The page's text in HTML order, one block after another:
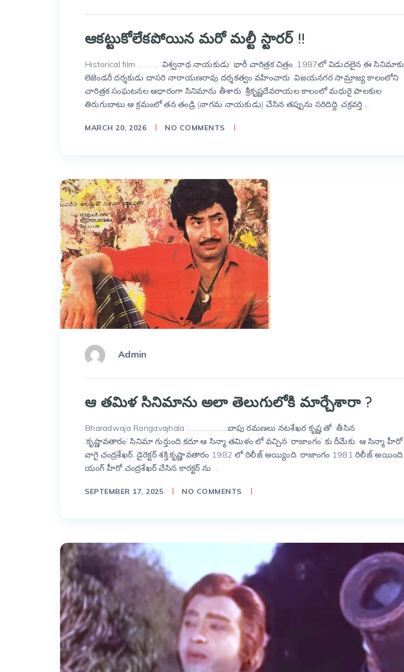
ఆకట్టుకోలేకపోయిన మరో మల్టీ స్టారర్ !!
Historical film ……….. ‘విశ్వనాథ నాయకుడు’ భారీ చారిత్రక చిత్రం. 1987లో విడుదలైన ఈ సినిమాకు
లెజెండరీ దర్శకుడు దాసరి నారాయణరావు దర్శకత్వం వహించారు. విజయనగర సామ్రాజ్య కాలంలోని
చారిత్రక సంఘటనల ఆధారంగా సినిమాను తీశారు. శ్రీకృష్ణదేవరాయల కాలంలో మధురై పాలకుల
తిరుగుబాటు,ఆ క్రమంలో తన తండ్రి (నాగమ నాయకుడు) చేసిన తప్పును సరిదిద్ది, చక్రవర్తి …
MARCH 20, 2026 NO COMMENTS
Admin
ఆ తమిళ సినిమాను అలా తెలుగులోకి మార్చేశారా ?
Bharadwaja Rangavajhala ……………….. బాపు రమణలు నటశేఖర కృష్ణ తో తీసిన
‘కృష్ణావతారం’ సినిమా గుర్తుంది కదూ.ఆ సిన్మా తమిళం లో వచ్చిన ‘రాజాంగం’ కు రీమేకు. ఆ సిన్మా హీరో
వాగై చంద్రశేఖర్. డైరెక్టర్ శక్తి.కృష్ణావతారం 1982 లో రిలీజ్ అయ్యింది. రాజాంగం 1981 రిలీజ్ అయింది.
యంగ్ హీరో చంద్రశేఖర్ చేసిన కారక్టర్ ను …
SEPTEMBER 17, 2025 NO COMMENTS